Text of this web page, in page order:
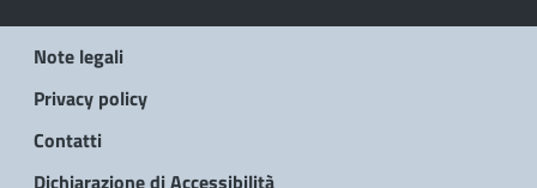
Note legali
Privacy policy
Contatti
Dichiarazione di Accessibilità